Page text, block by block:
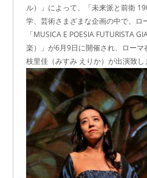
ル）」によって、「未来派と前衛
学、芸術さまざまな企画の中で、ロ
「MUSICA E POESIA FUTURISTA
楽）」が6月9日に開催され、ロー
枝里佳（みすみ えりか）が出演致し